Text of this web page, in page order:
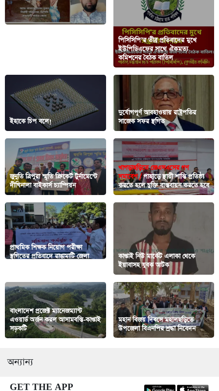
পিসিসিপি’র তীব্র প্রতিবাদের মুখে
ইউপিডিএফের সাথে ঐকমত্য
কমিশনের বৈঠক বাতিল
ইহাকে চিপ বলে!
দুর্যোগপূর্ণ আবহাওয়ায় রাষ্ট্রপতির
সাজেক সফর স্থগিত
জুনুতি ত্রিপুরা স্মৃতি ক্রিকেট টুর্নামেন্টে
দীঘিনালা বাইকার্স চ্যাম্পিয়ন
খাগড়াছড়িতে জেএসএসের গণ
সমাবেশ /পাহাড়ে স্থায়ী শান্তি প্রতিষ্ঠা
করতে হলে চুক্তি বাস্তবায়ন করতে হবে
প্রাথমিক শিক্ষক নিয়োগ পরীক্ষা
স্থগিতের প্রতিবাদে রাঙামাটি জেলা
কাপ্তাই নিউ মার্কেট এলাকা থেকে
ইয়াবাসহ যুবক আটক
বাংলাদেশ প্রজেক্ট ম্যানেজম্যান্ট
এওয়ার্ড অর্জন করল আসামবস্তি-কাপ্তাই
সড়কটি
মহান বিজয় দিবসে মহালছড়িতে
উপজেলা বিএনপির শ্রদ্ধা নিবেদন
অন্যান্য
GET THE APP